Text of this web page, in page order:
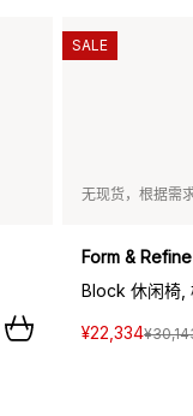
无现货，根据需
Form & Refine
Block 休闲椅,
¥22,334
SALE